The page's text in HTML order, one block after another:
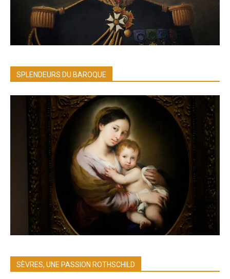
SPLENDEURS DU BAROQUE
SÈVRES, UNE PASSION ROTHSCHILD